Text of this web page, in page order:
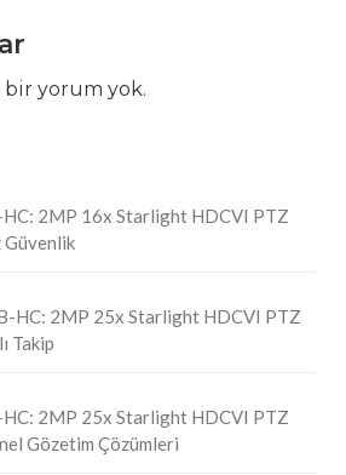
yorum yok.
2MP 16x Starlight HDCVI PTZ
Güvenlik
HC: 2MP 25x Starlight HDCVI PTZ
Takip
2MP 25x Starlight HDCVI PTZ
Gözetim Çözümleri